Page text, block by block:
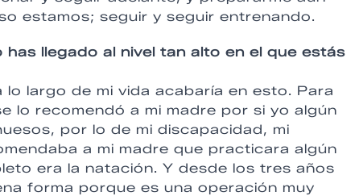
estamos; seguir y seguir entrenando.
llegado al nivel tan alto en el que estás
largo de mi vida acabaría en esto. Para
lo recomendó a mi madre por si yo algún
por lo de mi discapacidad, mi
a mi madre que practicara algún
era la natación. Y desde los tres años
forma porque es una operación muy